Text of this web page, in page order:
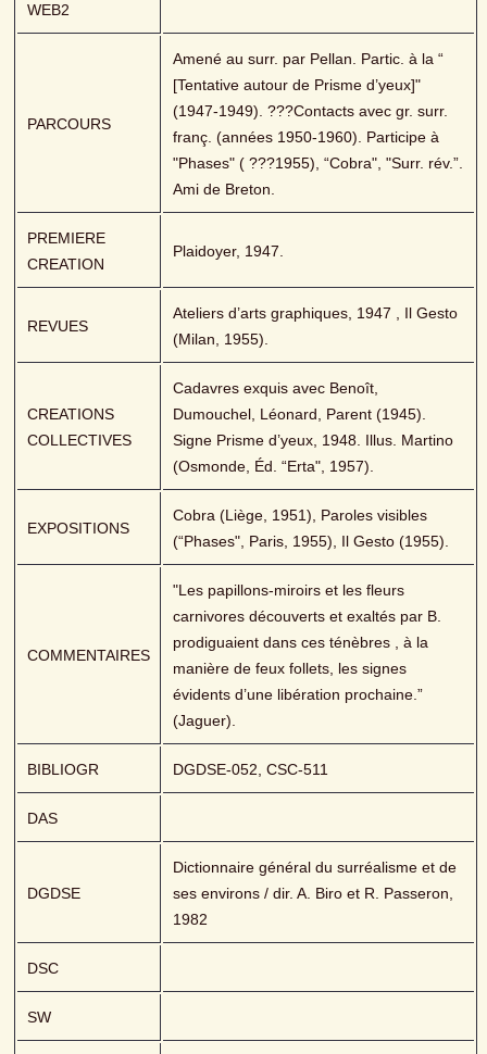
WEB2
PARCOURS
Amené au surr. par Pellan. Partic. à la “
[Tentative autour de Prisme d’yeux]"
(1947-1949). ???Contacts avec gr. surr.
franç. (années 1950-1960). Participe à
"Phases" ( ???1955), “Cobra", "Surr. rév.”.
Ami de Breton.
PREMIERE
CREATION
Plaidoyer, 1947.
REVUES
Ateliers d’arts graphiques, 1947 , Il Gesto
(Milan, 1955).
CREATIONS
COLLECTIVES
Cadavres exquis avec Benoît,
Dumouchel, Léonard, Parent (1945).
Signe Prisme d’yeux, 1948. Illus. Martino
(Osmonde, Éd. “Erta", 1957).
EXPOSITIONS
Cobra (Liège, 1951), Paroles visibles
(“Phases", Paris, 1955), Il Gesto (1955).
COMMENTAIRES
"Les papillons-miroirs et les fleurs
carnivores découverts et exaltés par B.
prodiguaient dans ces ténèbres , à la
manière de feux follets, les signes
évidents d’une libération prochaine.”
(Jaguer).
BIBLIOGR DGDSE-052, CSC-511
DAS
DGDSE
Dictionnaire général du surréalisme et de
ses environs / dir. A. Biro et R. Passeron,
1982
DSC
SW